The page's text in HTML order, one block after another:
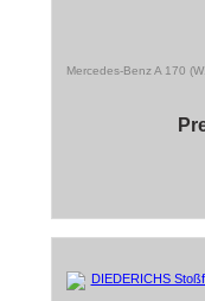
Mercedes-Benz A 170